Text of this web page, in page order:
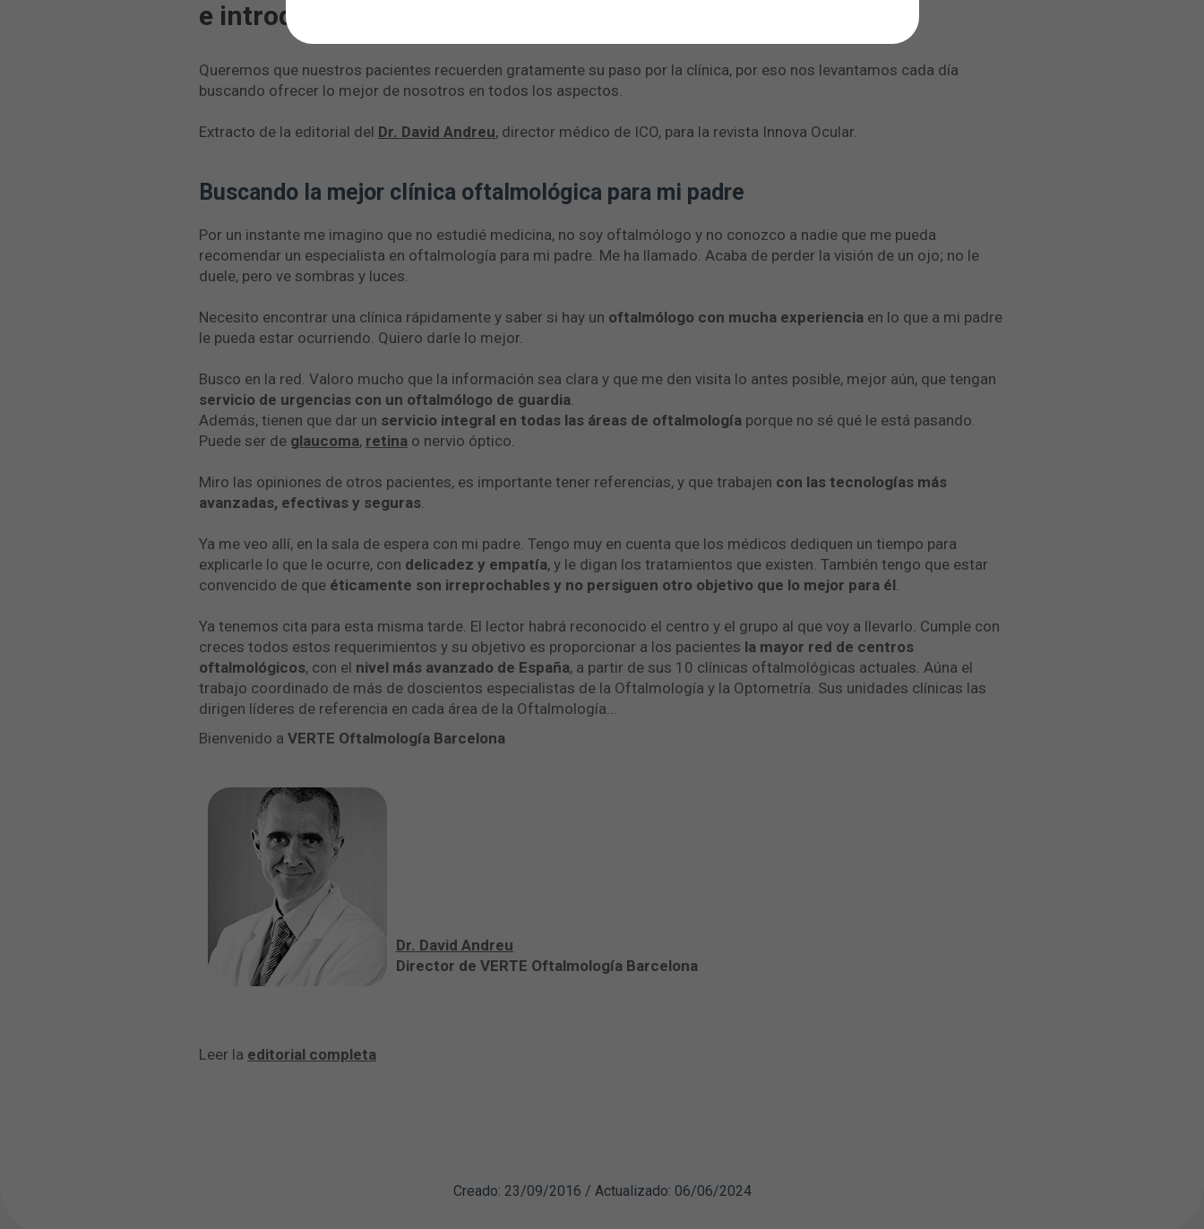
e introducirnos en la mente de nuestros pacientes.
Queremos que nuestros pacientes recuerden gratamente su paso por la clínica, por eso nos levantamos cada día
buscando ofrecer lo mejor de nosotros en todos los aspectos.
Extracto de la editorial del Dr. David Andreu, director médico de ICO, para la revista Innova Ocular.
Buscando la mejor clínica oftalmológica para mi padre
Por un instante me imagino que no estudié medicina, no soy oftalmólogo y no conozco a nadie que me pueda
recomendar un especialista en oftalmología para mi padre. Me ha llamado. Acaba de perder la visión de un ojo; no le
duele, pero ve sombras y luces.
Necesito encontrar una clínica rápidamente y saber si hay un oftalmólogo con mucha experiencia en lo que a mi padre
le pueda estar ocurriendo. Quiero darle lo mejor.
Busco en la red. Valoro mucho que la información sea clara y que me den visita lo antes posible, mejor aún, que tengan
servicio de urgencias con un oftalmólogo de guardia.
Además, tienen que dar un servicio integral en todas las áreas de oftalmología porque no sé qué le está pasando.
Puede ser de glaucoma, retina o nervio óptico.
Miro las opiniones de otros pacientes, es importante tener referencias, y que trabajen con las tecnologías más
avanzadas, efectivas y seguras.
Ya me veo allí, en la sala de espera con mi padre. Tengo muy en cuenta que los médicos dediquen un tiempo para
explicarle lo que le ocurre, con delicadez y empatía, y le digan los tratamientos que existen. También tengo que estar
convencido de que éticamente son irreprochables y no persiguen otro objetivo que lo mejor para él.
Ya tenemos cita para esta misma tarde. El lector habrá reconocido el centro y el grupo al que voy a llevarlo. Cumple con
creces todos estos requerimientos y su objetivo es proporcionar a los pacientes la mayor red de centros
oftalmológicos, con el nivel más avanzado de España, a partir de sus 10 clínicas oftalmológicas actuales. Aúna el
trabajo coordinado de más de doscientos especialistas de la Oftalmología y la Optometría. Sus unidades clínicas las
dirigen líderes de referencia en cada área de la Oftalmología...
Bienvenido a VERTE Oftalmología Barcelona
Dr. David Andreu
Director de VERTE Oftalmología Barcelona
Leer la editorial completa
Creado: 23/09/2016 / Actualizado: 06/06/2024